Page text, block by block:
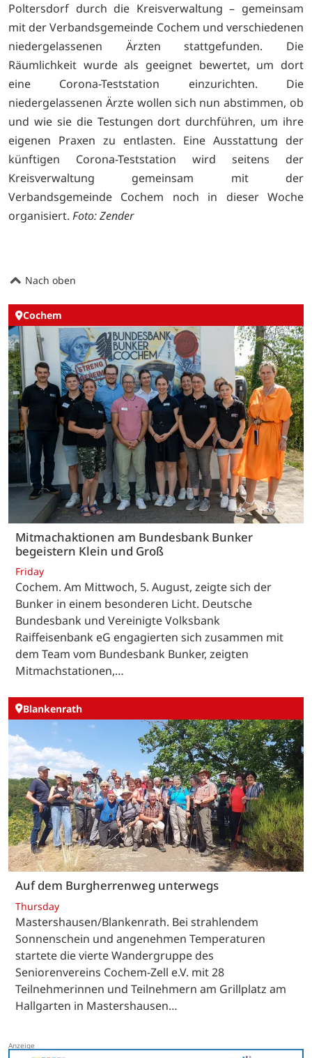
Poltersdorf durch die Kreisverwaltung – gemeinsam
mit der Verbandsgemeinde Cochem und verschiedenen
niedergelassenen Ärzten stattgefunden. Die
Räumlichkeit wurde als geeignet bewertet, um dort
eine Corona-Teststation einzurichten. Die
niedergelassenen Ärzte wollen sich nun abstimmen, ob
und wie sie die Testungen dort durchführen, um ihre
eigenen Praxen zu entlasten. Eine Ausstattung der
künftigen Corona-Teststation wird seitens der
Kreisverwaltung gemeinsam mit der
Verbandsgemeinde Cochem noch in dieser Woche
organisiert. Foto: Zender
Nach oben
Cochem
Mitmachaktionen am Bundesbank Bunker
begeistern Klein und Groß
Friday
Cochem. Am Mittwoch, 5. August, zeigte sich der
Bunker in einem besonderen Licht. Deutsche
Bundesbank und Vereinigte Volksbank
Raiffeisenbank eG engagierten sich zusammen mit
dem Team vom Bundesbank Bunker, zeigten
Mitmachstationen,…
Blankenrath
Auf dem Burgherrenweg unterwegs
Thursday
Mastershausen/Blankenrath. Bei strahlendem
Sonnenschein und angenehmen Temperaturen
startete die vierte Wandergruppe des
Seniorenvereins Cochem-Zell e.V. mit 28
Teilnehmerinnen und Teilnehmern am Grillplatz am
Hallgarten in Mastershausen…